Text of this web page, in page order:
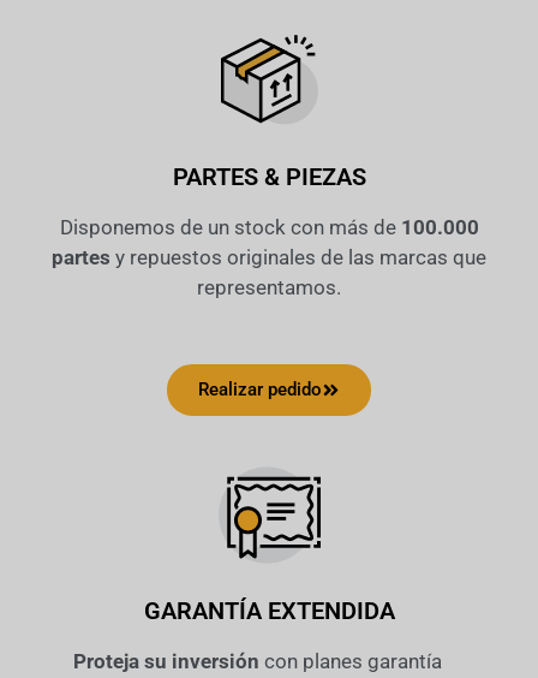
PARTES & PIEZAS
Disponemos de un stock con más de 100.000
partes y repuestos originales de las marcas que
representamos.
Realizar pedido
GARANTÍA EXTENDIDA
Proteja su inversión con planes garantía